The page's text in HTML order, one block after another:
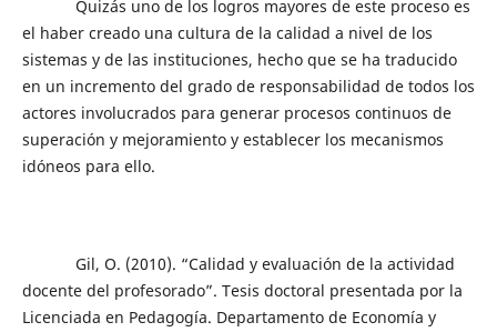
Quizás uno de los logros mayores de este proceso es
el haber creado una cultura de la calidad a nivel de los
sistemas y de las instituciones, hecho que se ha traducido
en un incremento del grado de responsabilidad de todos los
actores involucrados para generar procesos continuos de
superación y mejoramiento y establecer los mecanismos
idóneos para ello.
Gil, O. (2010). “Calidad y evaluación de la actividad
docente del profesorado”. Tesis doctoral presentada por la
Licenciada en Pedagogía. Departamento de Economía y